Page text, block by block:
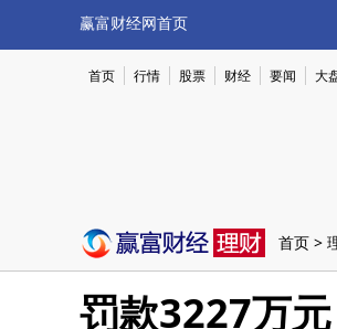
赢富财经网首页
首页 行情 股票 财经 要闻 大
首页 >
罚款3227万